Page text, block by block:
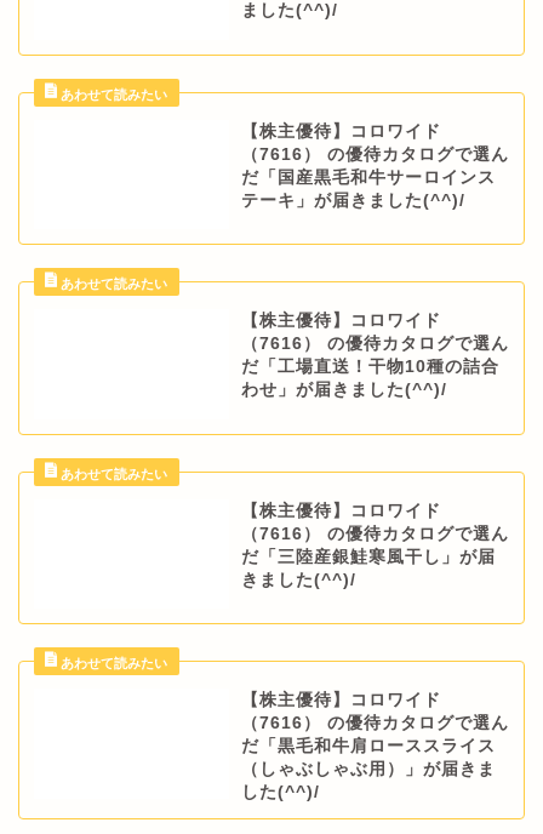
ました(^^)/
【株主優待】コロワイド
（7616） の優待カタログで選ん
だ「国産黒毛和牛サーロインス
テーキ」が届きました(^^)/
【株主優待】コロワイド
（7616） の優待カタログで選ん
だ「工場直送！干物10種の詰合
わせ」が届きました(^^)/
【株主優待】コロワイド
（7616） の優待カタログで選ん
だ「三陸産銀鮭寒風干し」が届
きました(^^)/
【株主優待】コロワイド
（7616） の優待カタログで選ん
だ「黒毛和牛肩ローススライス
（しゃぶしゃぶ用）」が届きま
した(^^)/